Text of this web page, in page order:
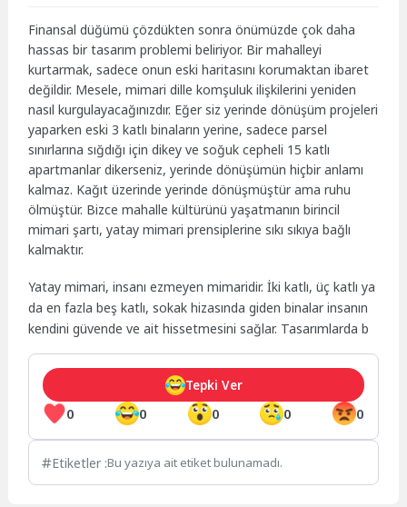
Finansal düğümü çözdükten sonra önümüzde çok daha
hassas bir tasarım problemi beliriyor. Bir mahalleyi
kurtarmak, sadece onun eski haritasını korumaktan ibaret
değildir. Mesele, mimari dille komşuluk ilişkilerini yeniden
nasıl kurgulayacağınızdır. Eğer siz yerinde dönüşüm projeleri
yaparken eski 3 katlı binaların yerine, sadece parsel
sınırlarına sığdığı için dikey ve soğuk cepheli 15 katlı
apartmanlar dikerseniz, yerinde dönüşümün hiçbir anlamı
kalmaz. Kağıt üzerinde yerinde dönüşmüştür ama ruhu
ölmüştür. Bizce mahalle kültürünü yaşatmanın birincil
mimari şartı, yatay mimari prensiplerine sıkı sıkıya bağlı
kalmaktır.
Yatay mimari, insanı ezmeyen mimaridir. İki katlı, üç katlı ya
da en fazla beş katlı, sokak hizasında giden binalar insanın
kendini güvende ve ait hissetmesini sağlar. Tasarımlarda b
0 0 0 0 0
Tepki Ver
Etiketler :Bu yazıya ait etiket bulunamadı.